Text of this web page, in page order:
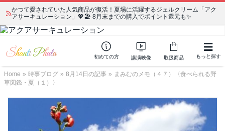
かつて愛されていた人気商品が復活！夏場に活躍するジェルクリーム「アク
アサーキュレーション」💖🏖️ 8月末までの購入でポイント還元も✨
初めての方 講演映像 取扱商品 もっと探す
Home » 時事ブログ » 8月14日の記事 » まみむのメモ（４７）〈食べられる野
草図鑑・夏（１）〉